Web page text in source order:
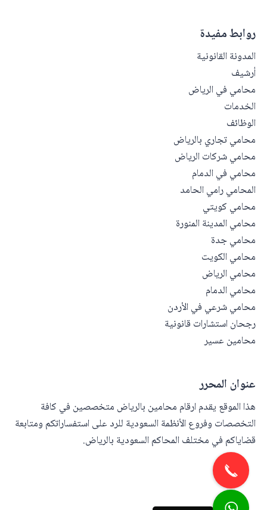
روابط مفيدة
المدونة القانونية
أرشيف
محامي في الرياض
الخدمات
الوظائف
محامي تجاري بالرياض
محامي شركات الرياض
محامي في الدمام
المحامي رامي الحامد
محامي كويتي
محامي المدينة المنورة
محامي جدة
محامي الكويت
محامي الرياض
محامي الدمام
محامي شرعي في الأردن
رجحان استشارات قانونية
محامين عسير
عنوان المحرر
هذا الموقع يقدم ارقام محامين بالرياض متخصصين في كافة
التخصصات وفروع الأنظمة السعودية للرد على استفساراتكم ومتابعة
قضاياكم في مختلف المحاكم السعودية بالرياض.